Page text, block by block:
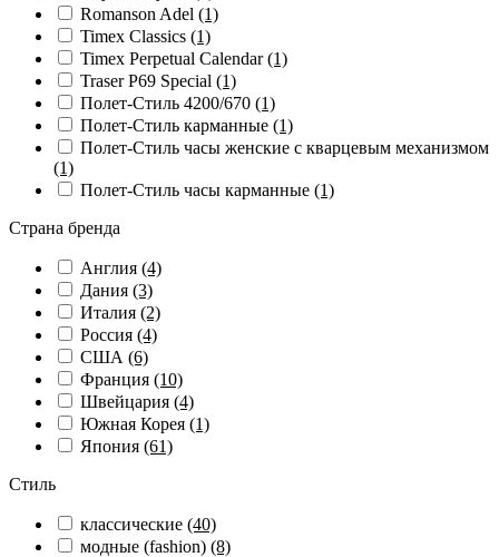
Romanson Adel (1)
Timex Classics (1)
Timex Perpetual Calendar(1)
Traser P69 Special (1)
Полет-Стиль 4200/670 (1)
Полет-Стиль карманные (1)
Полет-Стиль часы женские с кварцевым механизмом
(1)
Полет-Стиль часы карманные (1)
Страна бренда
Англия (4)
Дания (3)
Италия (2)
Россия (4)
США (6)
Франция (10)
Швейцария (4)
Южная Корея (1)
Япония (61)
Стиль
классические (40)
модные (fashion) (8)